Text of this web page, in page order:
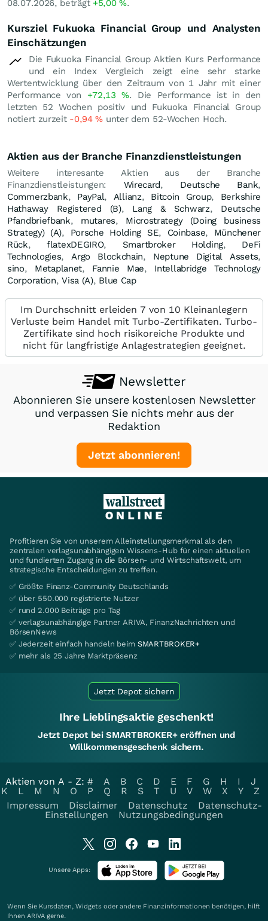
08.07.2026, beträgt +5,00%.
Kursziel Fukuoka Financial Group und Analysten
Einschätzungen
Die Fukuoka Financial Group Aktien Kurs Performance
und ein Index Vergleich zeigt eine sehr starke
Wertentwicklung über den Zeitraum von 1 Jahr mit einer
Performance von +72,13%. Die Performance ist in den
letzten 52 Wochen positiv und Fukuoka Financial Group
notiert zurzeit -0,94% unter dem 52-Wochen Hoch.
Aktien aus der Branche Finanzdienstleistungen
Weitere interesante Aktien aus der Branche
Finanzdienstleistungen: Wirecard, Deutsche Bank,
Commerzbank, PayPal, Allianz, Bitcoin Group, Berkshire
Hathaway Registered (B), Lang & Schwarz, Deutsche
Pfandbriefbank, mutares, Microstrategy (Doing business
Strategy) (A), Porsche Holding SE, Coinbase, Münchener
Rück,flatexDEGIRO, Smartbroker Holding, DeFi
Technologies,Argo Blockchain, Neptune Digital Assets,
sino, Metaplanet, Fannie Mae, Intellabridge Technology
Corporation,Visa (A), Blue Cap
Im Durchschnitt erleiden 7 von 10 Kleinanlegern
Verluste beim Handel mit Turbo-Zertifikaten. Turbo-
Zertifikate sind hoch risikoreiche Produkte und
nicht für langfristige Anlagestrategien geeignet.
Newsletter
Abonnieren Sie unsere kostenlosen Newsletter
und verpassen Sie nichts mehr aus der
Redaktion
Jetzt abonnieren!
Profitieren Sie von unserem Alleinstellungsmerkmal als den
zentralen verlagsunabhängigen Wissens-Hub für einen aktuellen
und fundierten Zugang in die Börsen- und Wirtschaftswelt, um
strategische Entscheidungen zu treffen.
✅ Größte Finanz-Community Deutschlands
✅ über 550.000 registrierte Nutzer
✅ rund 2.000 Beiträge pro Tag
✅ verlagsunabhängige Partner ARIVA, FinanzNachrichten und
BörsenNews
✅ Jederzeit einfach handeln beim SMARTBROKER+
✅ mehr als 25 Jahre Marktpräsenz
Jetzt Depot sichern
Ihre Lieblingsaktie geschenkt!
Jetzt Depot bei SMARTBROKER+ eröffnen und
Willkommensgeschenk sichern.
Aktien von A - Z: # A B C D E F G H I
J
K
L M N O P Q R S T U V W X Y
Z
Impressum
Disclaimer Datenschutz
Datenschutz-
Einstellungen
Nutzungsbedingungen
Unsere Apps:
Wenn Sie Kursdaten, Widgets oder andere Finanzinformationen benötigen, hilft
Ihnen ARIVA gerne.